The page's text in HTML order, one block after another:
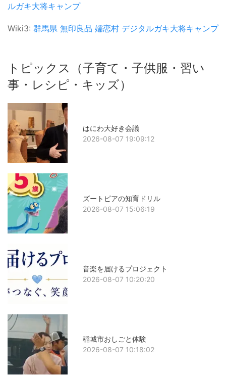
ルガキ大将キャンプ
Wiki3: 群馬県 無印良品 嬬恋村 デジタルガキ大将キャンプ
トピックス（子育て・子供服・習い
事・レシピ・キッズ）
はにわ大好き会議
2026-08-07 19:09:12
ズートピアの知育ドリル
2026-08-07 15:06:19
音楽を届けるプロジェクト
2026-08-07 10:20:20
稲城市おしごと体験
2026-08-07 10:18:02